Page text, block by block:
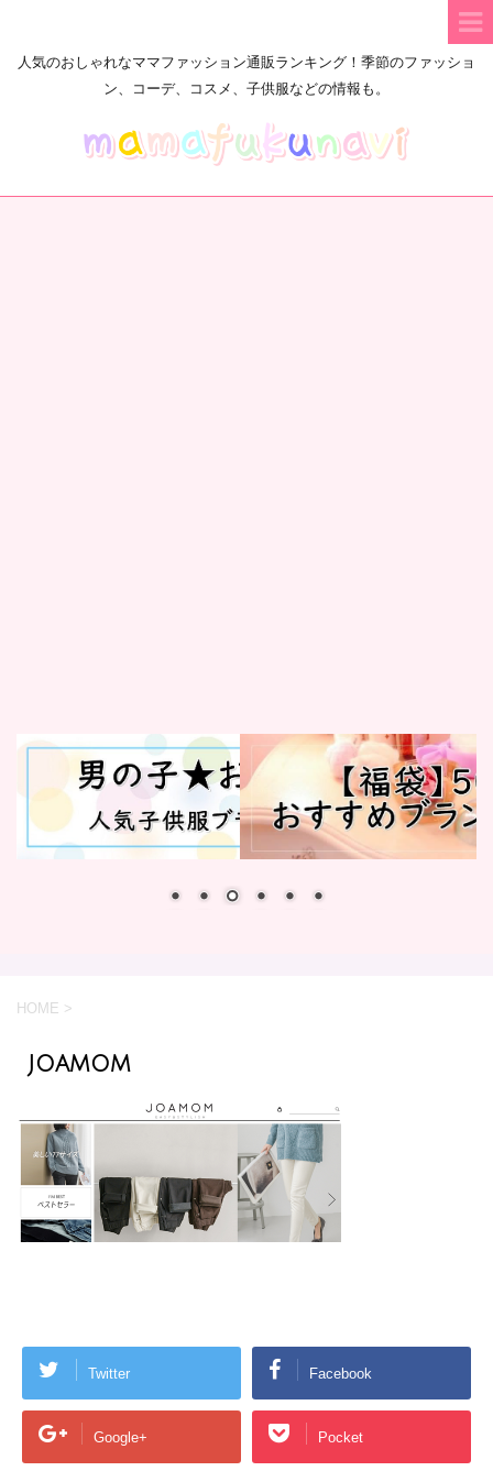
人気のおしゃれなママファッション通販ランキング！季節のファッショ
ン、コーデ、コスメ、子供服などの情報も。
HOME >
joamom
Twitter Facebook
Google+ Pocket